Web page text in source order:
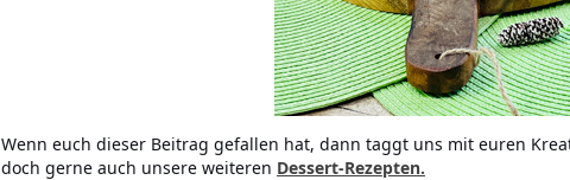
Wenn euch dieser Beitrag gefallen hat, dann taggt uns mit euren
doch gerne auch unsere weiteren Dessert-Rezepten.